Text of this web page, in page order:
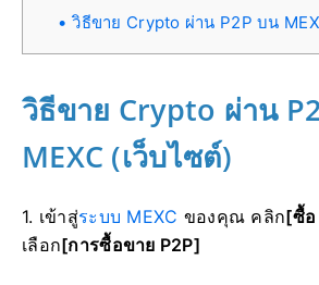
วิธีขาย Crypto ผ่าน P2P บน
วิธีขาย Crypto ผ่าน
MEXC (เว็บไซต์)
1. เข้าสู่ระบบ MEXC ของคุณ คลิก[ซื้อ
เลือก[การซื้อขาย P2P]